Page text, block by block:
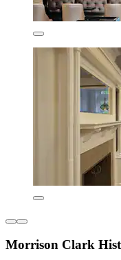
Morrison Clark